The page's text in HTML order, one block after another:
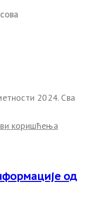
2024. Сва
коришћења
од